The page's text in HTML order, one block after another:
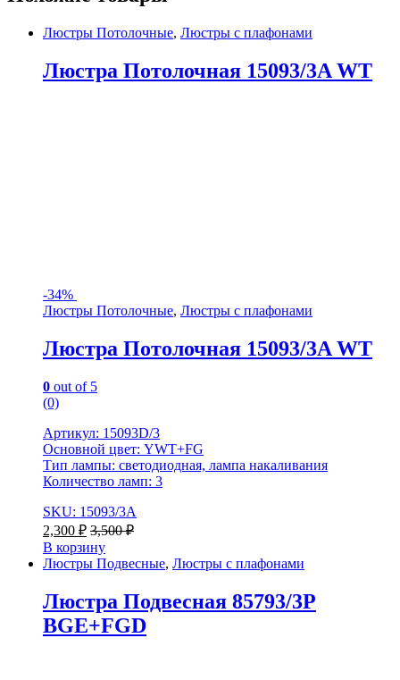
Люстры Потолочные, Люстры с плафонами
Люстра Потолочная 15093/3A WT
-34%
Люстры Потолочные, Люстры с плафонами
Люстра Потолочная 15093/3A WT
0 out of 5
(0)
Артикул: 15093D/3
Основной цвет: YWT+FG
Тип лампы: светодиодная, лампа накаливания
Количество ламп: 3
SKU: 15093/3A
2,300 ₽ 3,500₽
В корзину
Люстры Подвесные, Люстры с плафонами
Люстра Подвесная 85793/3P
BGE+FGD